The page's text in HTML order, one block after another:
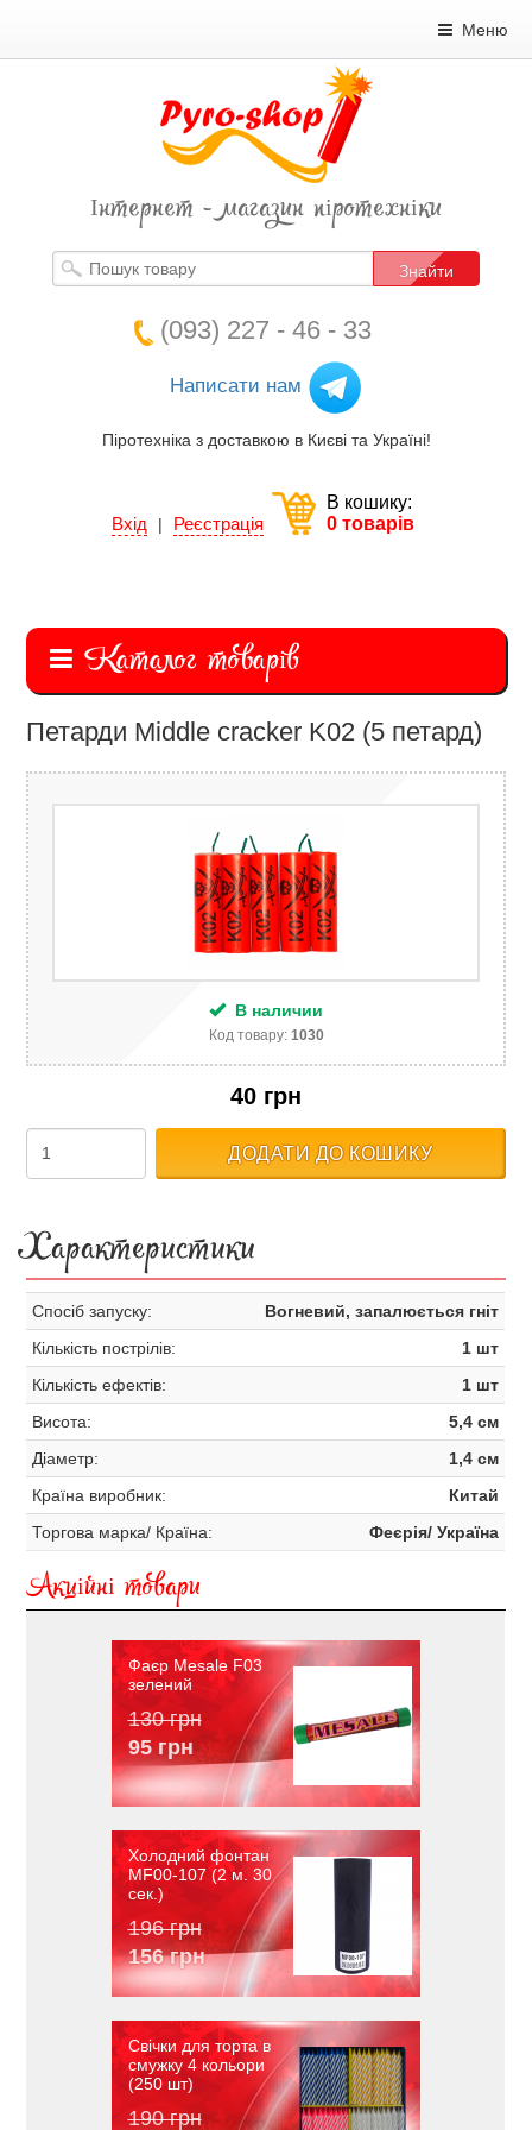
Меню
Інтернет - магазин піротехніки
Знайти
(093) 227 - 46 - 33
Написати нам
Піротехніка з доставкою в Києві та Україні!
Вхід | Реєстрація
В кошику:
0 товарів
Каталог товарів
Петарди Middle cracker K02 (5 петард)
В наличии
Код товару: 1030
40 грн
ДОДАТИ ДО КОШИКУ
Характеристики
Спосіб запуску:
Вогневий, запалюється гніт
Кількість пострілів:
1 шт
Кількість ефектів:
1 шт
Висота:
5,4 см
Діаметр:
1,4 см
Країна виробник:
Китай
Торгова марка/ Країна:
Феєрія/ Україна
Акційні товари
Фаєр Mesale F03
зелений
130 грн
95 грн
Холодний фонтан
MF00-107 (2 м. 30
сек.)
196 грн
156 грн
Свічки для торта в
смужку 4 кольори
(250 шт)
190 грн